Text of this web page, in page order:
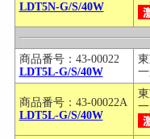
LDT5N-G/S/40W
商品番号：43-00022
LDT5L-G/S/40W
商品番号：43-00022A
LDT5L-G/S/40W